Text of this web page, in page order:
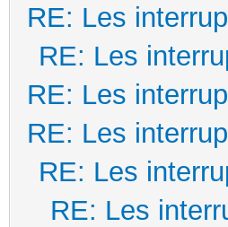
RE: Les
RE: Les
RE: Les
RE: Les
RE: Les
RE: Les